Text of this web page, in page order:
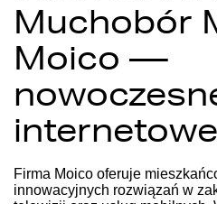
Muchobór
Moico —
internetowe
Firma Moico oferuje
innowacyjnych rozwiązań w